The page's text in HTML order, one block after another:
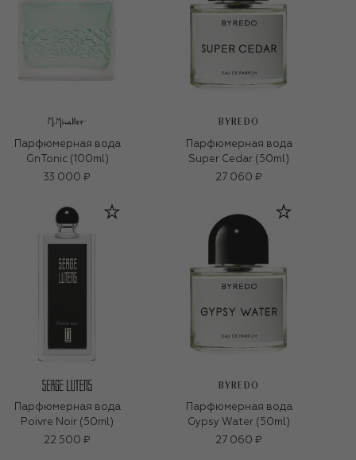
Парфюмерная вода
GnTonic (100ml)
33 000 ₽
BYREDO
Парфюмерная вода
Super Cedar (50ml)
27 060 ₽
Парфюмерная вода
Poivre Noir (50ml)
22 500 ₽
BYREDO
Парфюмерная вода
Gypsy Water (50ml)
27 060 ₽